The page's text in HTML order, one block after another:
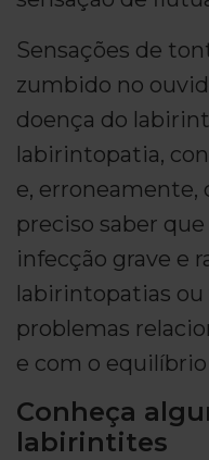
Sensações de
zumbido no
doença do
labirintopatia,
e,
preciso saber
infecção grave e
labirintopatias
problemas
e com o
Conheça
labirintites